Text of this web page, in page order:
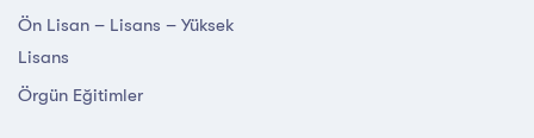
Ön Lisan – Lisans – Yüksek
Lisans
Örgün Eğitimler